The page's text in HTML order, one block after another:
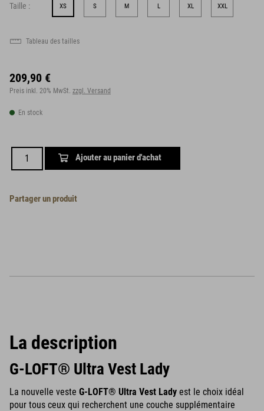
Taille : XS S M L XL XXL
Tableau des tailles
209,90 €
Preis inkl. 20% MwSt. zzgl. Versand
En stock
Ajouter au panier d'achat
Partager un produit
La description
G-LOFT® Ultra Vest Lady
La nouvelle veste G-LOFT® Ultra Vest Lady est le choix idéal
pour tous ceux qui recherchent une couche supplémentaire